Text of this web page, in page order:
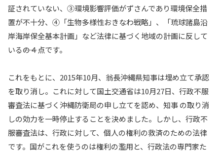
証されていない、③環境影響評価がずさんであり環境保全措
置が不十分、④「生物多様性おきなわ戦略」、「琉球諸島沿
岸海岸保全基本計画」など法律に基づく地域の計画に反して
いる――の４点です。
これをもとに、2015年10月、翁長沖縄県知事は埋め立て承認
を取り消し。これに対して国土交通省は10月27日、行政不服
審査法に基づく沖縄防衛局の申し立てを認め、知事 の取り消
しの効力を一時停止することを決めました。しかし、行政不
服審査法は、行政に対して、個人の権利の救済のための法律
です。国がこれを使うのは権利の濫用と、行政法の専門家た